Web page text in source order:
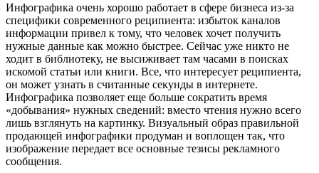
Инфографика очень хорошо работает в сфере бизнеса из-за
специфики современного реципиента: избыток каналов
информации привел к тому, что человек хочет получить
нужные данные как можно быстрее. Сейчас уже никто не
ходит в библиотеку, не высиживает там часами в поисках
искомой статьи или книги. Все, что интересует реципиента,
он может узнать в считанные секунды в интернете.
Инфографика позволяет еще больше сократить время
«добывания» нужных сведений: вместо чтения нужно всего
лишь взглянуть на картинку. Визуальный образ правильной
продающей инфографики продуман и воплощен так, что
изображение передает все основные тезисы рекламного
сообщения.